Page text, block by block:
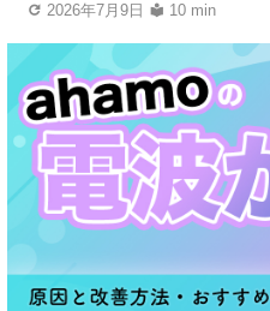
2026年7月9日 10 min